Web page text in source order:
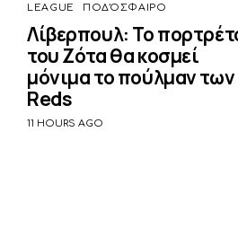
LEAGUE
ΠΟΔΌΣΦΑΙΡΟ
Λίβερπουλ: Το
του Ζότα θα κοσμεί
μόνιμα το πούλμαν των
Reds
11 HOURS AGO